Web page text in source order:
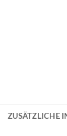
ZUSÄTZLICHE